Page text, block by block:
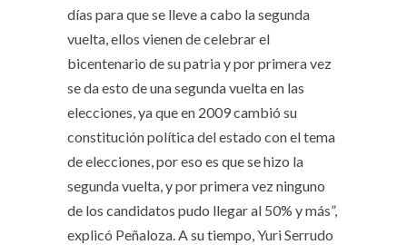
días para que se lleve a cabo la segunda
vuelta, ellos vienen de celebrar el
bicentenario de su patria y por primera vez
se da esto de una segunda vuelta en las
elecciones, ya que en 2009 cambió su
constitución política del estado con el tema
de elecciones, por eso es que se hizo la
segunda vuelta, y por primera vez ninguno
de los candidatos pudo llegar al 50% y más”,
explicó Peñaloza. A su tiempo, Yuri Serrudo